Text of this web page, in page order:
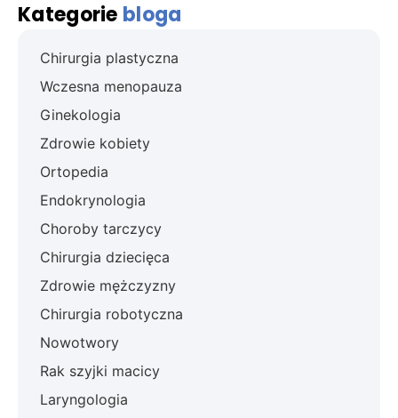
Kategorie bloga
Chirurgia plastyczna
Wczesna menopauza
Ginekologia
Zdrowie kobiety
Ortopedia
Endokrynologia
Choroby tarczycy
Chirurgia dziecięca
Zdrowie mężczyzny
Chirurgia robotyczna
Nowotwory
Rak szyjki macicy
Laryngologia